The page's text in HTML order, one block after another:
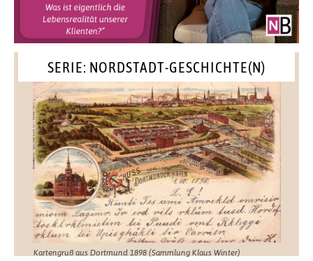
SERIE: NORDSTADT-GESCHICHTE(N)
Kartengruß aus Dortmund 1898 (Sammlung Klaus Winter)